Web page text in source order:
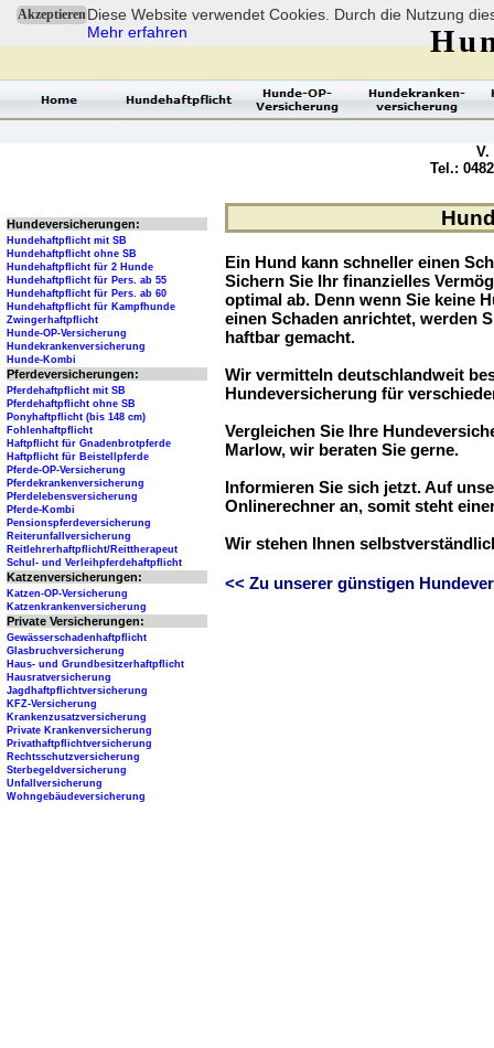
AkzeptierenDiese Website verwendet Cookies. Durch die Nutzung
Mehr erfahren
Ein Hund kann schneller einen
Sichern Sie Ihr finanzielles
optimal ab. Denn wenn Sie keine
einen Schaden anrichtet, werden
haftbar gemacht.
Wir vermitteln deutschlandweit
Hundeversicherung für
Vergleichen Sie Ihre
Marlow, wir beraten Sie gerne.
Informieren Sie sich jetzt. Auf
Onlinerechner an, somit steht
Wir stehen Ihnen
<< Zu unserer günstigen
V.
Tel.:
Hundeversicherungen:
Hundehaftpflicht mit SB
Hundehaftpflicht ohne SB
Hundehaftpflicht für 2 Hunde
Hundehaftpflicht für Pers. ab 55
Hundehaftpflicht für Pers. ab 60
Hundehaftpflicht für Kampfhunde
Zwingerhaftpflicht
Hunde-OP-Versicherung
Hundekrankenversicherung
Hunde-Kombi
Pferdeversicherungen:
Pferdehaftpflicht mit SB
Pferdehaftpflicht ohne SB
Ponyhaftpflicht (bis 148 cm)
Fohlenhaftpflicht
Haftpflicht für Gnadenbrotpferde
Haftpflicht für Beistellpferde
Pferde-OP-Versicherung
Pferdekrankenversicherung
Pferdelebensversicherung
Pferde-Kombi
Pensionspferdeversicherung
Reiterunfallversicherung
Reitlehrerhaftpflicht/Reittherapeut
Schul- und Verleihpferdehaftpflicht
Katzenversicherungen:
Katzen-OP-Versicherung
Katzenkrankenversicherung
Private Versicherungen:
Gewässerschadenhaftpflicht
Glasbruchversicherung
Haus- und Grundbesitzerhaftpflicht
Hausratversicherung
Jagdhaftpflichtversicherung
KFZ-Versicherung
Krankenzusatzversicherung
Private Krankenversicherung
Privathaftpflichtversicherung
Rechtsschutzversicherung
Sterbegeldversicherung
Unfallversicherung
Wohngebäudeversicherung